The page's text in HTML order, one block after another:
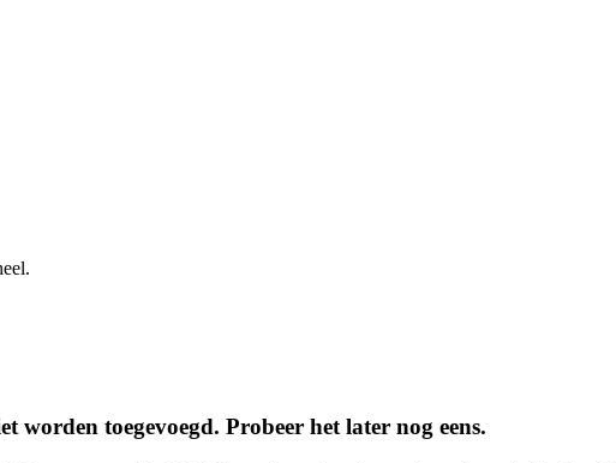
worden toegevoegd. Probeer het later nog eens.